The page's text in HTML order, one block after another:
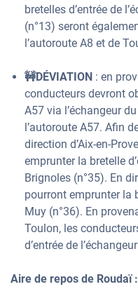
bretelles d’entrée de
(n°13) seront
l’autoroute A8 et de
🚧DÉVIATION : en
conducteurs devront
A57 via l’échangeur
l’autoroute A57. Afin
direction d’Aix-en-
emprunter la bretelle
Brignoles (n°35). En
pourront emprunter la
Muy (n°36). En
Toulon, les
d’entrée de
Aire de repos de Roudaï :